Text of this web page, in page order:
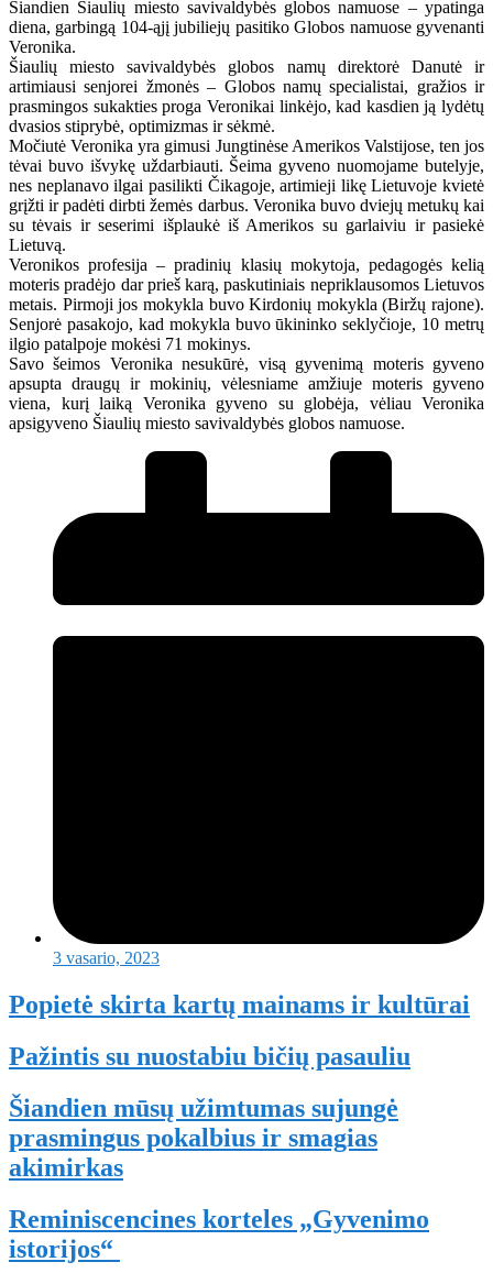
Šiandien Šiaulių miesto savivaldybės globos namuose – ypatinga
diena, garbingą 104-ąjį jubiliejų pasitiko Globos namuose gyvenanti
Veronika.
Šiaulių miesto savivaldybės globos namų direktorė Danutė ir
artimiausi senjorei žmonės – Globos namų specialistai, gražios ir
prasmingos sukakties proga Veronikai linkėjo, kad kasdien ją lydėtų
dvasios stiprybė, optimizmas ir sėkmė.
Močiutė Veronika yra gimusi Jungtinėse Amerikos Valstijose, ten jos
tėvai buvo išvykę uždarbiauti. Šeima gyveno nuomojame butelyje,
nes neplanavo ilgai pasilikti Čikagoje, artimieji likę Lietuvoje kvietė
grįžti ir padėti dirbti žemės darbus. Veronika buvo dviejų metukų kai
su tėvais ir seserimi išplaukė iš Amerikos su garlaiviu ir pasiekė
Lietuvą.
Veronikos profesija – pradinių klasių mokytoja, pedagogės kelią
moteris pradėjo dar prieš karą, paskutiniais nepriklausomos Lietuvos
metais. Pirmoji jos mokykla buvo Kirdonių mokykla (Biržų rajone).
Senjorė pasakojo, kad mokykla buvo ūkininko seklyčioje, 10 metrų
ilgio patalpoje mokėsi 71 mokinys.
Savo šeimos Veronika nesukūrė, visą gyvenimą moteris gyveno
apsupta draugų ir mokinių, vėlesniame amžiuje moteris gyveno
viena, kurį laiką Veronika gyveno su globėja, vėliau Veronika
apsigyveno Šiaulių miesto savivaldybės globos namuose.
3 vasario, 2023
Popietė skirta kartų mainams ir kultūrai
Pažintis su nuostabiu bičių pasauliu
Šiandien mūsų užimtumas sujungė
prasmingus pokalbius ir smagias
akimirkas
Reminiscencines korteles „Gyvenimo
istorijos“